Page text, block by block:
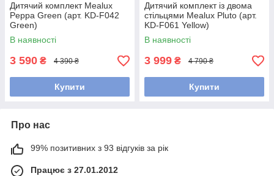
Дитячий комплект Mealux
Peppa Green (арт. KD-F042
Green)
В наявності
3 590 ₴ 4 390 ₴
Купити
Дитячий комплект із двома
стільцями Mealux Pluto (арт.
KD-F061 Yellow)
В наявності
3 999 ₴ 4 790 ₴
Купити
Про нас
99% позитивних з 93 відгуків за рік
Працює з 27.01.2012